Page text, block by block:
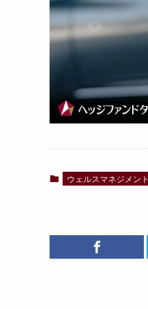
ウェルスマネジメント